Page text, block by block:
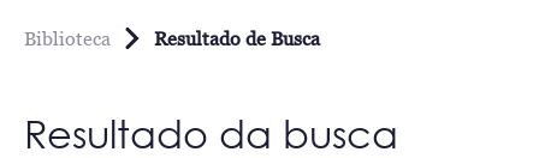
Biblioteca Resultado de Busca
Resultado da busca